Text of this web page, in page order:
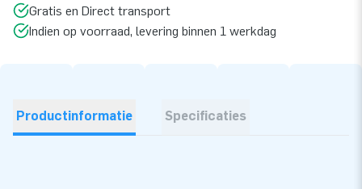
Gratis en Direct transport
Indien op voorraad, levering binnen 1 werkdag
Productinformatie Specificaties